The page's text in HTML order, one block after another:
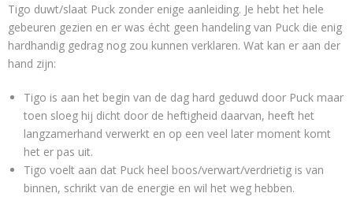
Tigo duwt/slaat Puck zonder enige aanleiding. Je hebt het hele
gebeuren gezien en er was écht geen handeling van Puck die enig
hardhandig gedrag nog zou kunnen verklaren. Wat kan er aan der
hand zijn:
Tigo is aan het begin van de dag hard geduwd door Puck maar
toen sloeg hij dicht door de heftigheid daarvan, heeft het
langzamerhand verwerkt en op een veel later moment komt
het er pas uit.
Tigo voelt aan dat Puck heel boos/verwart/verdrietig is van
binnen, schrikt van de energie en wil het weg hebben.